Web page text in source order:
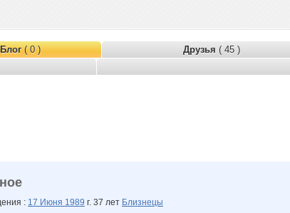
Блог( 0 ) Друзья ( 45 )
: 17 Июня 1989 г. 37 лет Близнецы